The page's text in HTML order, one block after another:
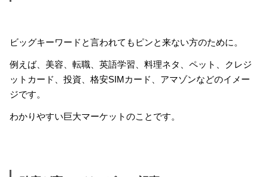
ビッグキーワードと言われてもピンと来ない方のために。
例えば、美容、転職、英語学習、料理ネタ、ペット、クレジ
ットカード、投資、格安SIMカード、アマゾンなどのイメー
ジです。
わかりやすい巨大マーケットのことです。